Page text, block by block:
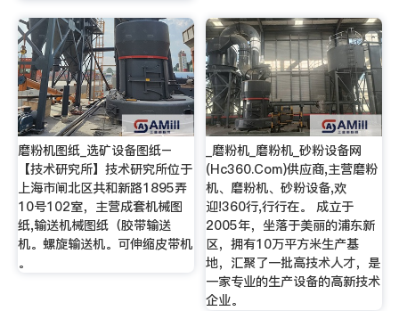
磨粉机图纸_选矿设备图纸–
【技术研究所】技术研究所位于
上海市闸北区共和新路1895弄
10号102室，主营成套机械图
纸,输送机械图纸（胶带输送
机。螺旋输送机。可伸缩皮带机
。
_磨粉机_磨粉机_砂粉设备网
(Hc360.Com)供应商,主营磨粉
机、磨粉机、砂粉设备,欢
迎!360行,行行在。 成立于
2005年，坐落于美丽的浦东新
区，拥有10万平方米生产基
地，汇聚了一批高技术人才，是
一家专业的生产设备的高新技术
企业。